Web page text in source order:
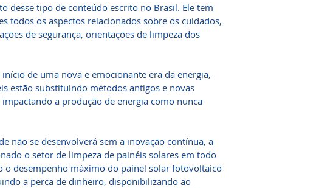
desse tipo de conteúdo escrito no Brasil. Ele tem
todos os aspectos relacionados sobre os cuidados,
de segurança, orientações de limpeza dos
de uma nova e emocionante era da energia,
​​estão substituindo métodos antigos e novas
a produção de energia como nunca
não se desenvolverá sem a inovação contínua, a
o setor de limpeza de painéis solares em todo
o desempenho máximo do painel solar fotovoltaico
a perca de dinheiro, disponibilizando ao